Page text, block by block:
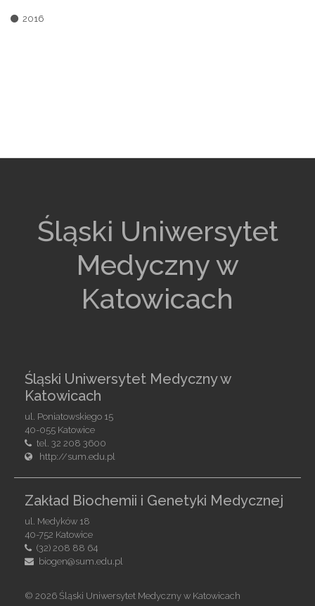
2016
Śląski Uniwersytet
Medyczny w
Katowicach
Śląski Uniwersytet Medyczny w
Katowicach
ul. Poniatowskiego 15
40-055 Katowice
tel. 32 208 3600
http://sum.edu.pl
Zakład Biochemii i Genetyki Medycznej
ul. Medyków 18
40-752 Katowice
(32) 208 88 64
biogen@sum.edu.pl
© 2026 Śląski Uniwersytet Medyczny w Katowicach